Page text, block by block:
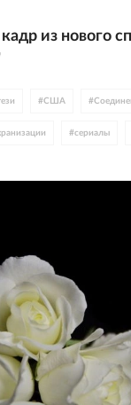
из нового
#США #
#сериалы